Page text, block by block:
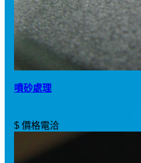
噴砂處理
$ 價格電洽